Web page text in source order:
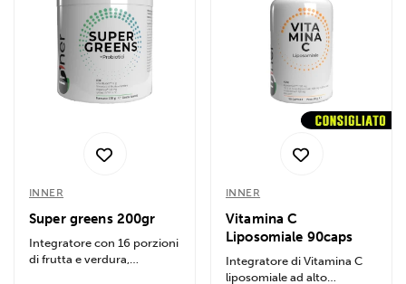
INNER
Super greens 200gr
Integratore con 16 porzioni
di frutta e verdura,
INNER
Vitamina C
Liposomiale 90caps
Integratore di Vitamina C
liposomiale ad alto